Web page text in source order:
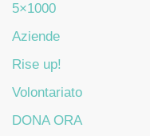
5×1000
Aziende
Rise up!
Volontariato
DONA ORA